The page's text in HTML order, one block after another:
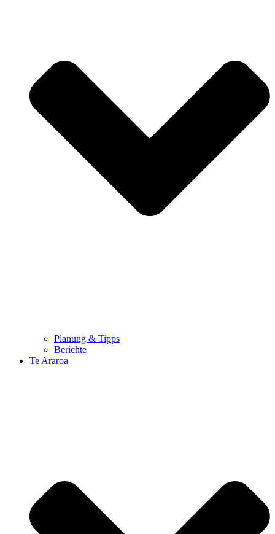
Planung & Tipps
Berichte
Te Araroa